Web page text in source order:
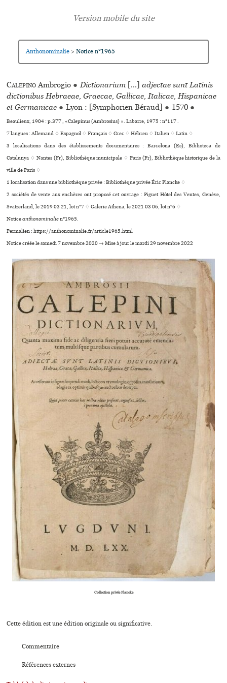
Anthonominalie > Notice n°1965
CalepinoAmbrogio ● Dictionarium [...]adjectae sunt Latinis
dictionibus Hebraeae, Graecae, Gallicae, Italicae, Hispanicae
et Germanicae ● Lyon : [Symphorien Béraud] ● 1570 ●
Beaulieux, 1904 : p.377 , «Calepinus (Ambrosius) ». Labarre, 1975 : n°117 .
7 langues :Allemand ♢Espagnol ♢Français ♢Grec ♢Hébreu ♢Italien ♢Latin ♢
3 localisations dans des établissements documentaires : Barcelona (Es), Biblioteca de
Catalunya ♢ Nantes (Fr), Bibliothèque muni­ci­pale ♢ Paris (Fr), Bibliothèque his­to­ri­que de la
ville de Paris ♢
1 localisation dans une bibliothèque privée : Bibliothèque privée Éric Plancke ♢
2 sociétés de vente aux enchères ont proposé cet ouvrage : Piguet Hôtel des Ventes, Genève,
Switzerland, le 2019 03 21, lot n°7 ♢ Galerie Athena, le 2021 03 06, lot n°6 ♢
Noticeanthonominalien°1965.
Permalien : https://anthonominalie.fr/article1965.html
Notice créée le samedi 7 novembre 2020 → Mise à jour le mardi 29 novembre 2022
Collection privée Plancke
Cette édition est une édition originale ou significative.
Commentaire
Références externes